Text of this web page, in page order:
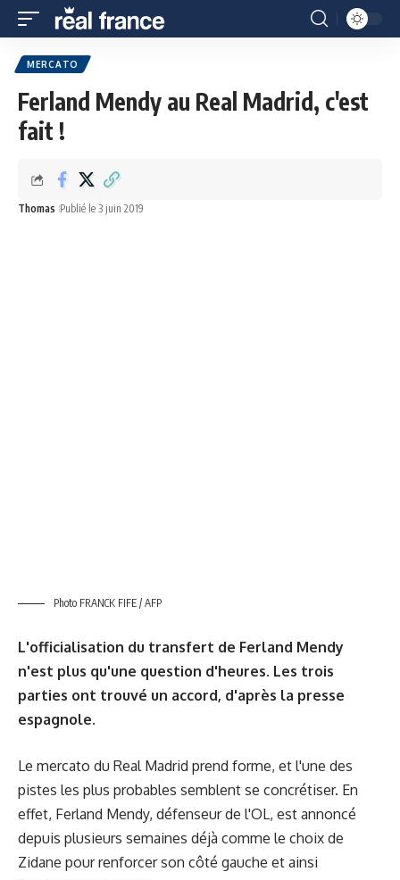
MERCATO
Ferland Mendy au Real Madrid, c'est
fait !
Thomas Publié le 3 juin 2019
Photo FRANCK FIFE / AFP
L'officialisation du transfert de Ferland Mendy
n'est plus qu'une question d'heures. Les trois
parties ont trouvé un accord, d'après la presse
espagnole.
Le mercato du Real Madrid prend forme, et l'une des
pistes les plus probables semblent se concrétiser. En
effet, Ferland Mendy, défenseur de l'OL, est annoncé
depuis plusieurs semaines déjà comme le choix de
Zidane pour renforcer son côté gauche et ainsi